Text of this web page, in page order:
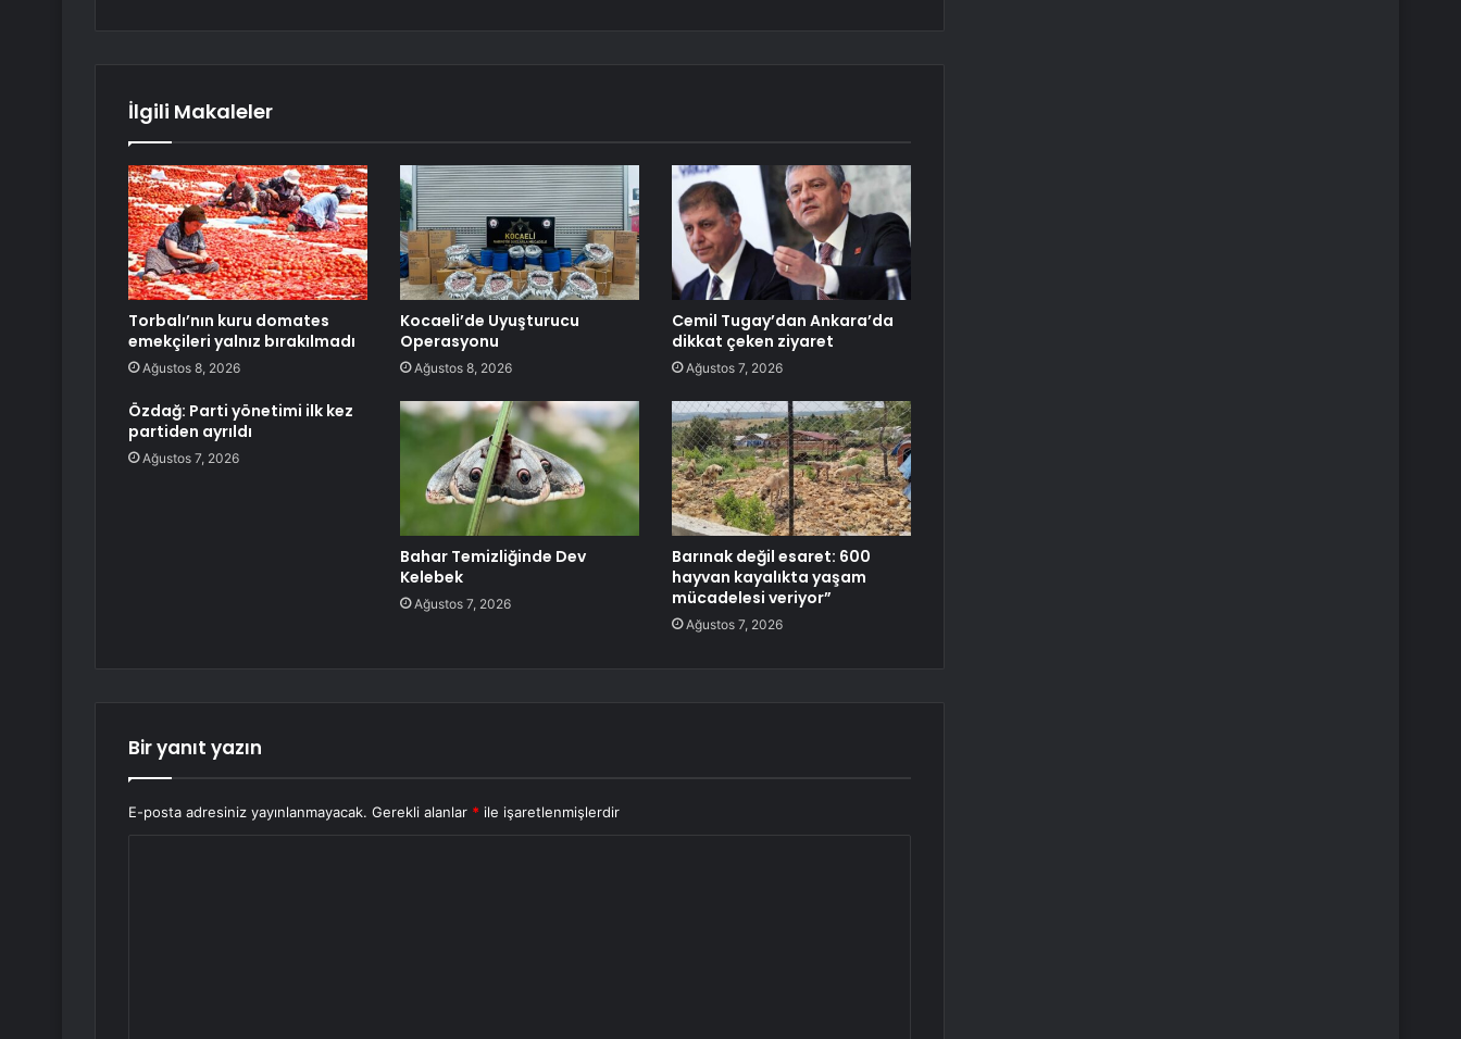
İlgili Makaleler
Torbalı’nın kuru domates
emekçileri yalnız bırakılmadı
Ağustos 8, 2026
Kocaeli’de Uyuşturucu
Operasyonu
Ağustos 8, 2026
Cemil Tugay’dan Ankara’da
dikkat çeken ziyaret
Ağustos 7, 2026
Özdağ: Parti yönetimi ilk kez
partiden ayrıldı
Ağustos 7, 2026
Bahar Temizliğinde Dev
Kelebek
Ağustos 7, 2026
Barınak değil esaret: 600
hayvan kayalıkta yaşam
mücadelesi veriyor”
Ağustos 7, 2026
Bir yanıt yazın
E-posta adresiniz yayınlanmayacak. Gerekli alanlar * ile işaretlenmişlerdir